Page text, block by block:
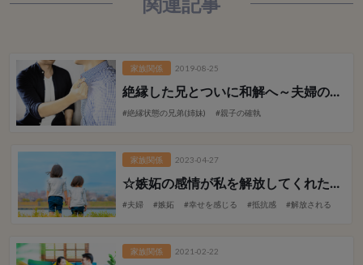
家族関係 2019-08-25
絶縁した兄とついに和解へ～夫婦の再生が家族を変える～
#絶縁状態の兄弟(姉妹) #親子の確執
家族関係 2023-04-27
☆嫉妬の感情が私を解放してくれた！～妹よ～
#夫婦 #嫉妬 #幸せを感じる #抵抗感 #解放される
家族関係 2021-02-22